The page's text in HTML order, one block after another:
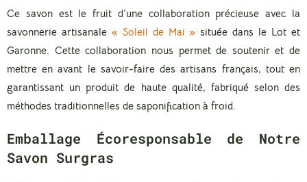
Ce savon est le fruit d’une collaboration précieuse avec la
savonnerie artisanale « Soleil de Mai » située dans le Lot et
Garonne. Cette collaboration nous permet de soutenir et de
mettre en avant le savoir-faire des artisans français, tout en
garantissant un produit de haute qualité, fabriqué selon des
méthodes traditionnelles de saponification à froid.
Emballage Écoresponsable de Notre
Savon Surgras